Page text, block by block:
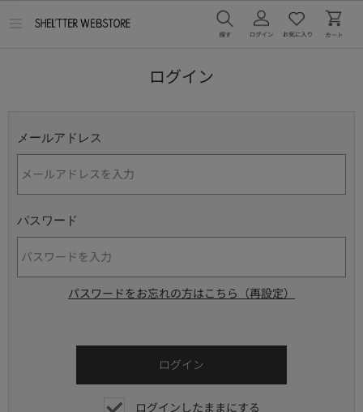
ログイン
メールアドレス
パスワード
パスワードをお忘れの方はこちら（再設定）
ログインしたままにする